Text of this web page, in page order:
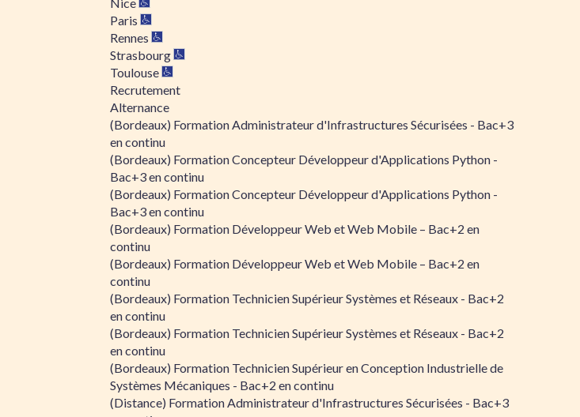
Nice
Paris
Rennes
Strasbourg
Toulouse
Recrutement
Alternance
(Bordeaux) Formation Administrateur d'Infrastructures Sécurisées - Bac+3
en continu
(Bordeaux) Formation Concepteur Développeur d'Applications Python -
Bac+3 en continu
(Bordeaux) Formation Concepteur Développeur d'Applications Python -
Bac+3 en continu
(Bordeaux) Formation Développeur Web et Web Mobile – Bac+2 en
continu
(Bordeaux) Formation Développeur Web et Web Mobile – Bac+2 en
continu
(Bordeaux) Formation Technicien Supérieur Systèmes et Réseaux - Bac+2
en continu
(Bordeaux) Formation Technicien Supérieur Systèmes et Réseaux - Bac+2
en continu
(Bordeaux) Formation Technicien Supérieur en Conception Industrielle de
Systèmes Mécaniques - Bac+2 en continu
(Distance) Formation Administrateur d'Infrastructures Sécurisées - Bac+3